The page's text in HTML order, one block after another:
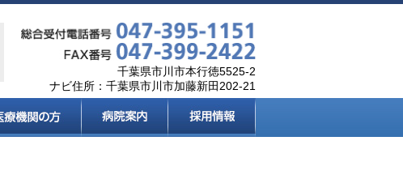
千葉県市川市本行徳5525-2
ナビ住所：千葉県市川市加藤新田202-21